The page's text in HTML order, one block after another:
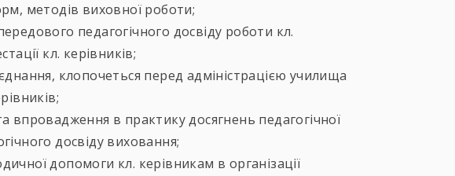
методів виховної роботи;
педагогічного досвіду роботи кл.
кл. керівників;
клопочеться перед адміністрацією училища
впровадження в практику досягнень педагогічної
досвіду виховання;
допомоги кл. керівникам в організації